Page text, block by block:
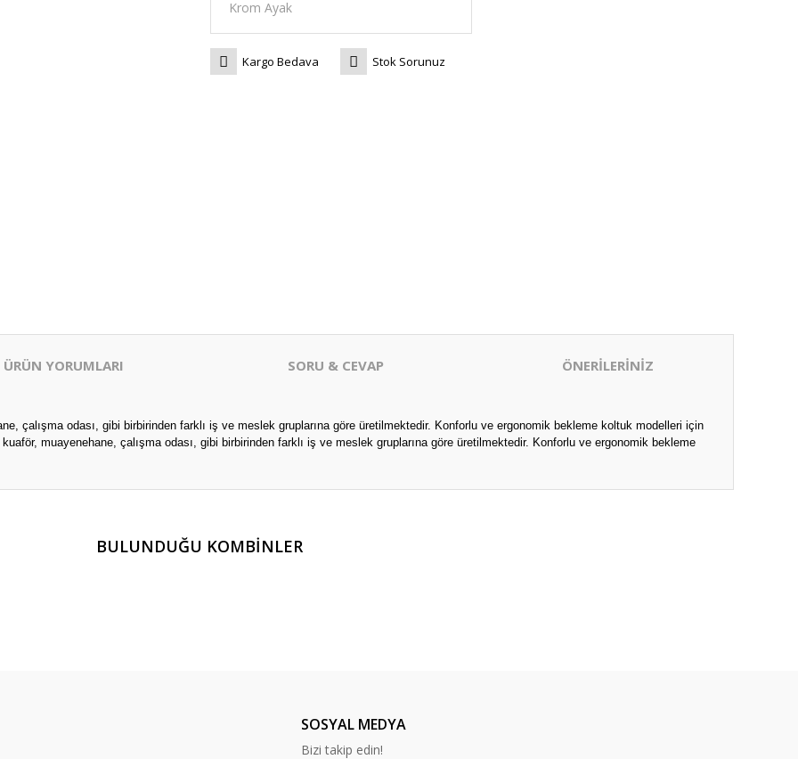
Kargo Bedava Stok Sorunuz
ÜRÜN YORUMLARI SORU & CEVAP ÖNERİLERİNİZ
çalışma odası, gibi birbirinden farklı iş ve meslek gruplarına göre üretilmektedir. Konforlu ve ergonomik bekleme koltuk modelleri için
muayenehane, çalışma odası, gibi birbirinden farklı iş ve meslek gruplarına göre üretilmektedir. Konforlu ve ergonomik bekleme
Bu ürüne ilk yorumu siz yapın!
Ürün hakkında henüz soru sorulmamış.
BULUNDUĞU KOMBİNLER
SOSYAL MEDYA
Bizi takip edin!